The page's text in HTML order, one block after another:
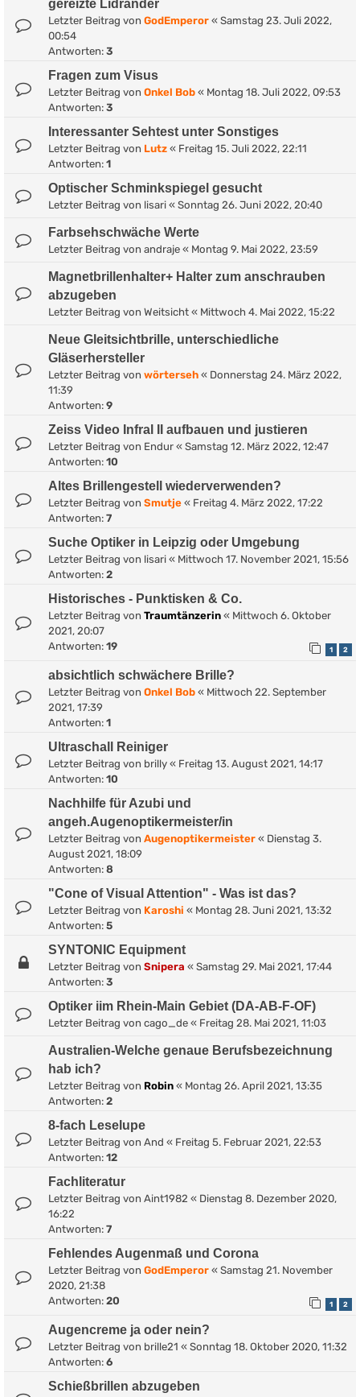
gereizte Lidränder
Letzter Beitrag von GodEmperor « Samstag 23. Juli 2022,
00:54
Antworten: 3
Fragen zum Visus
Letzter Beitrag von Onkel Bob « Montag 18. Juli 2022, 09:53
Antworten: 3
Interessanter Sehtest unter Sonstiges
Letzter Beitrag von Lutz « Freitag 15. Juli 2022, 22:11
Antworten: 1
Optischer Schminkspiegel gesucht
Letzter Beitrag von lisari « Sonntag 26. Juni 2022, 20:40
Farbsehschwäche Werte
Letzter Beitrag von andraje « Montag 9. Mai 2022, 23:59
Magnetbrillenhalter+ Halter zum anschrauben
abzugeben
Letzter Beitrag von Weitsicht « Mittwoch 4. Mai 2022, 15:22
Neue Gleitsichtbrille, unterschiedliche
Gläserhersteller
Letzter Beitrag von wörterseh « Donnerstag 24. März 2022,
11:39
Antworten: 9
Zeiss Video Infral II aufbauen und justieren
Letzter Beitrag von Endur « Samstag 12. März 2022, 12:47
Antworten: 10
Altes Brillengestell wiederverwenden?
Letzter Beitrag von Smutje « Freitag 4. März 2022, 17:22
Antworten: 7
Suche Optiker in Leipzig oder Umgebung
Letzter Beitrag von lisari « Mittwoch 17. November 2021, 15:56
Antworten: 2
Historisches - Punktisken & Co.
Letzter Beitrag von Traumtänzerin « Mittwoch 6. Oktober
2021, 20:07
Antworten: 19 1 2
absichtlich schwächere Brille?
Letzter Beitrag von Onkel Bob « Mittwoch 22. September
2021, 17:39
Antworten: 1
Ultraschall Reiniger
Letzter Beitrag von brilly « Freitag 13. August 2021, 14:17
Antworten: 10
Nachhilfe für Azubi und
angeh.Augenoptikermeister/in
Letzter Beitrag von Augenoptikermeister « Dienstag 3.
August 2021, 18:09
Antworten: 8
"Cone of Visual Attention" - Was ist das?
Letzter Beitrag von Karoshi « Montag 28. Juni 2021, 13:32
Antworten: 5
SYNTONIC Equipment
Letzter Beitrag von Snipera « Samstag 29. Mai 2021, 17:44
Antworten: 3
Optiker iim Rhein-Main Gebiet (DA-AB-F-OF)
Letzter Beitrag von cago_de « Freitag 28. Mai 2021, 11:03
Australien-Welche genaue Berufsbezeichnung
hab ich?
Letzter Beitrag von Robin « Montag 26. April 2021, 13:35
Antworten: 2
8-fach Leselupe
Letzter Beitrag von And « Freitag 5. Februar 2021, 22:53
Antworten: 12
Fachliteratur
Letzter Beitrag von Aint1982 « Dienstag 8. Dezember 2020,
16:22
Antworten: 7
Fehlendes Augenmaß und Corona
Letzter Beitrag von GodEmperor « Samstag 21. November
2020, 21:38
Antworten: 20 1 2
Augencreme ja oder nein?
Letzter Beitrag von brille21 « Sonntag 18. Oktober 2020, 11:32
Antworten: 6
Schießbrillen abzugeben